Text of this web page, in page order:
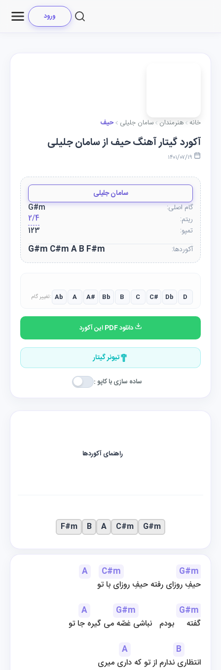
ورود
خانه هنرمندان سامان جلیلی حیف
آکورد گیتار آهنگ حیف از سامان جلیلی
سامان جلیلی
گام اصلی:
G#m
ریتم:
2/4
تمپو:
123
آکوردها:
G#m C#m A B F#m
تغییر گام: Ab A A# Bb B C C# Db D
دانلود PDF این آکورد
تیونر گیتار
ساده سازی با کاپو :
A C#m
G#m
حیفِ روزای رفته حیفِ روزای با تو
A
G#m
G#m
گفته     بودم   نباشی غصّه می گیره جا تو
A
B
انتظاری ندارم از تو که داری میری
راهنمای آکوردها
G#m
C#m
A
B
F#m